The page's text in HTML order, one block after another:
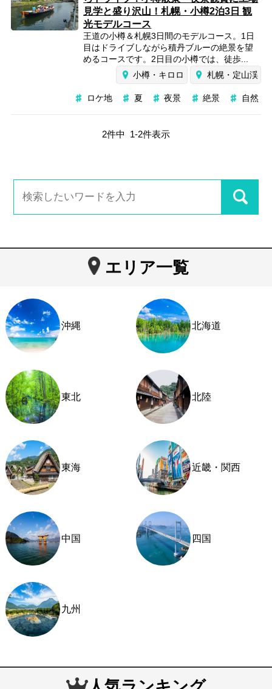
見学と盛り沢山！札幌・小樽2泊3日 観
光モデルコース
王道の小樽＆札幌3日間のモデルコース。1日
目はドライブしながら積丹ブルーの絶景を望
めるコースです。2日目の小樽では、徒歩...
小樽・キロロ
札幌・定山渓
ロケ地 夏 夜景 絶景 自然
2件中 1-2件表示
エリア一覧
沖縄 北海道
東北 北陸
東海 近畿・関西
中国 四国
九州